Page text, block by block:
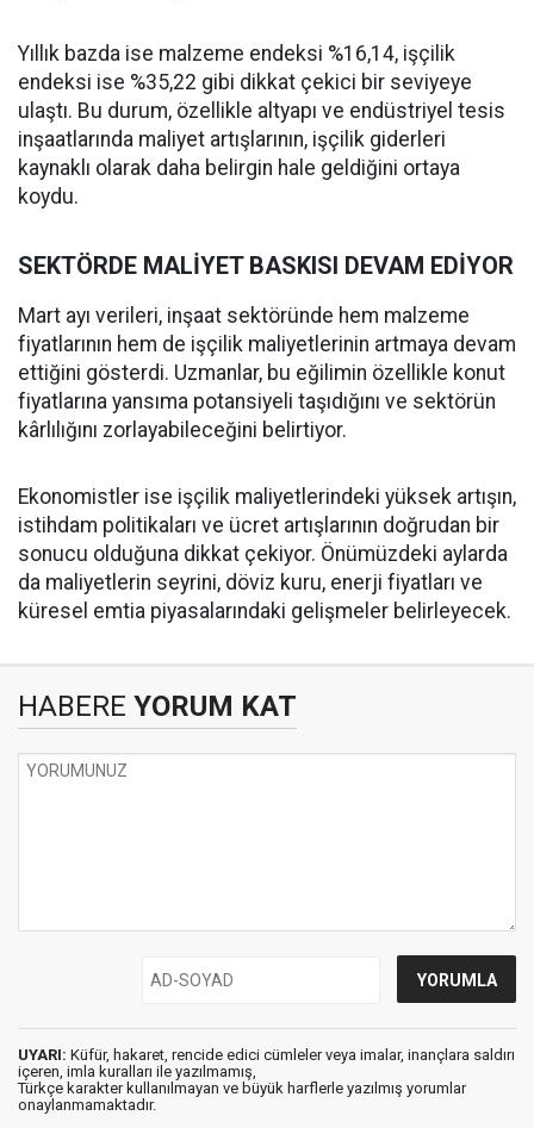
Yıllık bazda ise malzeme endeksi %16,14, işçilik
endeksi ise %35,22 gibi dikkat çekici bir seviyeye
ulaştı. Bu durum, özellikle altyapı ve endüstriyel tesis
inşaatlarında maliyet artışlarının, işçilik giderleri
kaynaklı olarak daha belirgin hale geldiğini ortaya
koydu.
SEKTÖRDE MALİYET BASKISI DEVAM EDİYOR
Mart ayı verileri, inşaat sektöründe hem malzeme
fiyatlarının hem de işçilik maliyetlerinin artmaya devam
ettiğini gösterdi. Uzmanlar, bu eğilimin özellikle konut
fiyatlarına yansıma potansiyeli taşıdığını ve sektörün
kârlılığını zorlayabileceğini belirtiyor.
Ekonomistler ise işçilik maliyetlerindeki yüksek artışın,
istihdam politikaları ve ücret artışlarının doğrudan bir
sonucu olduğuna dikkat çekiyor. Önümüzdeki aylarda
da maliyetlerin seyrini, döviz kuru, enerji fiyatları ve
küresel emtia piyasalarındaki gelişmeler belirleyecek.
HABERE YORUM KAT
UYARI: Küfür, hakaret, rencide edici cümleler veya imalar, inançlara saldırı
içeren, imla kuralları ile yazılmamış,
Türkçe karakter kullanılmayan ve büyük harflerle yazılmış yorumlar
onaylanmamaktadır.